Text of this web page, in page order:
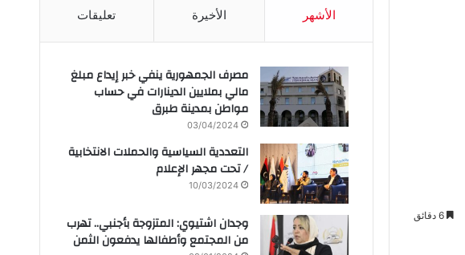
6 دقائق
الأشهر الأخيرة تعليقات
مصرف الجمهورية ينفي خبر إيداع مبلغ
مالي بملايين الدينارات في حساب
مواطن بمدينة طبرق
03/04/2024
التعددية السياسية والحملات الانتخابية
/ تحت مجهر الإعلام
10/03/2024
وجدان اشتيوي: المتزوجة بأجنبي.. تهرب
من المجتمع وأطفالها يدفعون الثمن